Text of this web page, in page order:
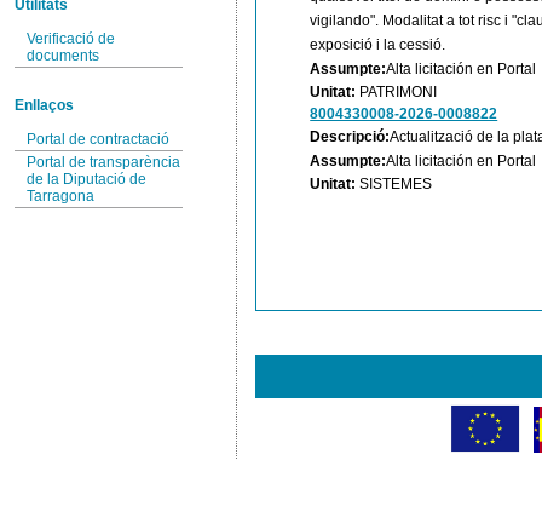
Utilitats
Verificació de
documents
Enllaços
Portal de contractació
Portal de transparència
de la Diputació de
Tarragona
vigilando". Modalitat a tot risc i
exposició i la cessió.
Assumpte:Alta licitación en Portal
Unitat: PATRIMONI
8004330008-2026-0008822
Descripció:Actualització de la
Assumpte:Alta licitación en Portal
Unitat:SISTEMES